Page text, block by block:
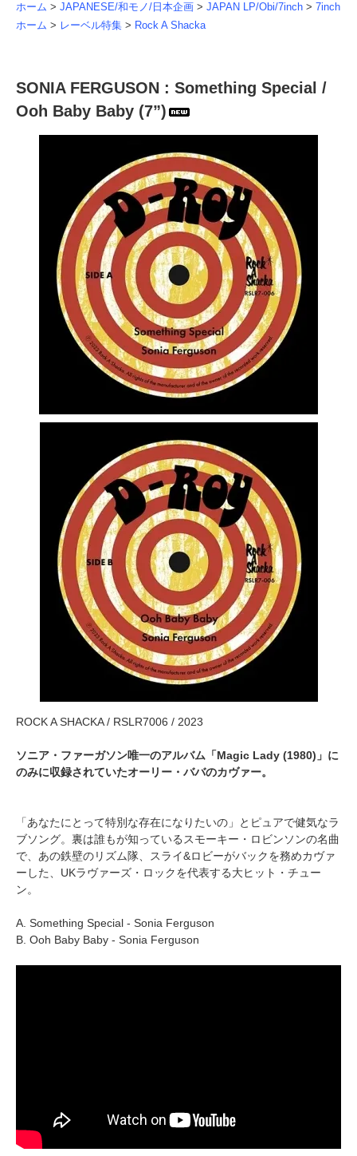
ホーム > JAPANESE/和モノ/日本企画 > JAPAN LP/Obi/7inch > 7inch
ホーム > レーベル特集 > Rock A Shacka
SONIA FERGUSON : Something Special /
Ooh Baby Baby (7”)
ROCK A SHACKA / RSLR7006 / 2023
ソニア・ファーガソン唯一のアルバム「Magic Lady (1980)」に
のみに収録されていたオーリー・ババのカヴァー。
「あなたにとって特別な存在になりたいの」とピュアで健気なラ
ブソング。裏は誰もが知っているスモーキー・ロビンソンの名曲
で、あの鉄壁のリズム隊、スライ&ロビーがバックを務めカヴァ
ーした、UKラヴァーズ・ロックを代表する大ヒット・チュー
ン。
A. Something Special - Sonia Ferguson
B. Ooh Baby Baby - Sonia Ferguson